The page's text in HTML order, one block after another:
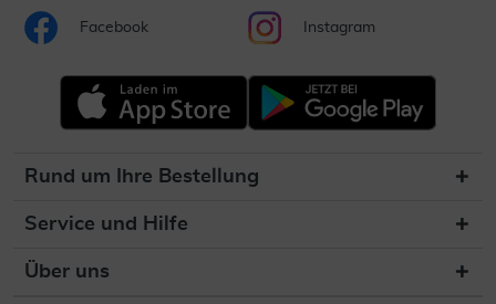
Facebook Instagram
Rund um Ihre Bestellung
Service und Hilfe
Über uns